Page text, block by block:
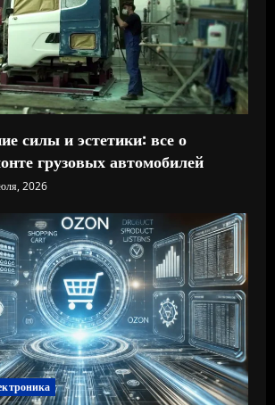
силы и эстетики: все о
грузовых автомобилей
2026